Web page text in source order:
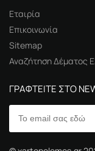
Εταιρία
Επικοινωνία
Sitemap
Αναζήτηση Δέματος
ΓΡΑΦΤΕΙΤΕ ΣΤΟ